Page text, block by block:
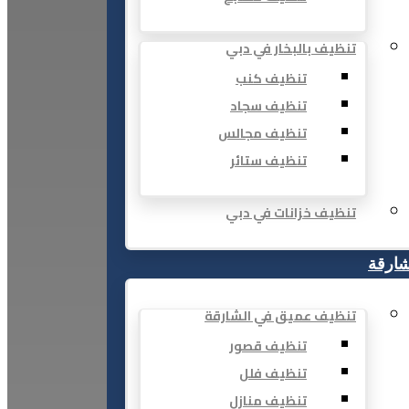
تنظيف بالبخار في دبي
تنظيف كنب
تنظيف سجاد
تنظيف مجالس
تنظيف ستائر
تنظيف خزانات في دبي
تنظيف عميق في الشارقة
تنظيف قصور
تنظيف فلل
تنظيف منازل